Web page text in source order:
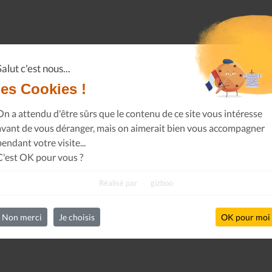
c'est nous...
Cookies !
a attendu d'être sûrs que le contenu de ce site vous intéresse
de vous déranger, mais on aimerait bien vous accompagner
votre visite...
OK pour vous ?
Réalisé par gizboo
Non merci Je choisis OK pour moi